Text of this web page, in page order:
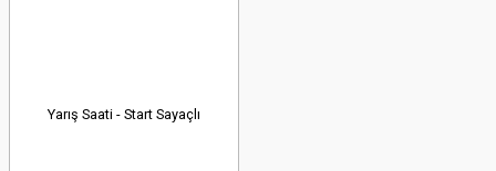
Yarış Saati - Start Sayaçlı